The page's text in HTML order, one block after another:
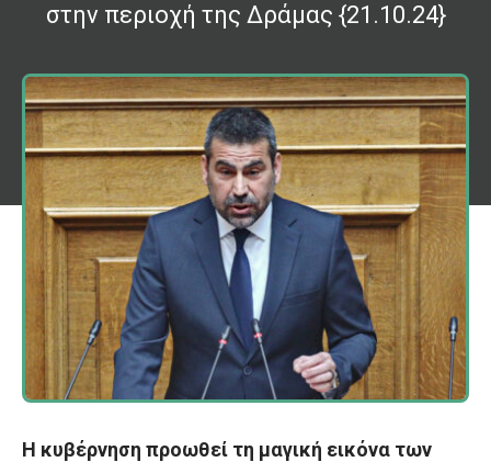
στην περιοχή της Δράμας {21.10.24}
Η κυβέρνηση προωθεί τη μαγική εικόνα των